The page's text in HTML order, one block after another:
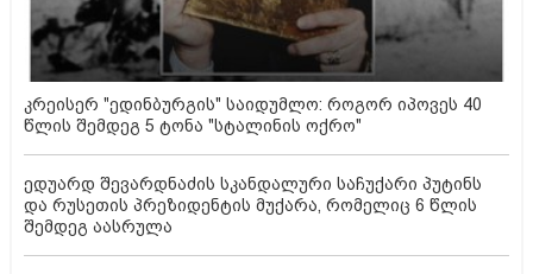
კრეისერ "ედინბურგის" საიდუმლო: როგორ იპოვეს 40
წლის შემდეგ 5 ტონა "სტალინის ოქრო"
ედუარდ შევარდნაძის სკანდალური საჩუქარი პუტინს
და რუსეთის პრეზიდენტის მუქარა, რომელიც 6 წლის
შემდეგ აასრულა